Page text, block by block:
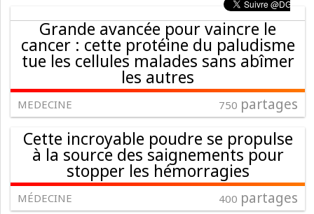
Grande avancée pour vaincre le
cancer : cette protéine du paludisme
tue les cellules malades sans abîmer
les autres
MEDECINE 750 partages
Cette incroyable poudre se propulse
à la source des saignements pour
stopper les hémorragies
MÉDECINE 400 partages